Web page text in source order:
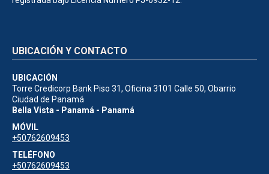
UBICACIÓN Y CONTACTO
UBICACIÓN
Torre Credicorp Bank Piso 31, Oficina 3101 Calle 50, Obarrio
Ciudad de Panamá
Bella Vista - Panamá - Panamá
MÓVIL
+50762609453
TELÉFONO
+50762609453